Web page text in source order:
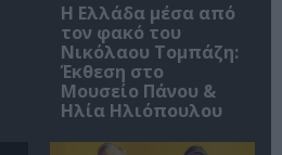
Η Ελλάδα μέσα από
τον φακό του
Νικόλαου Τομπάζη:
Έκθεση στο
Μουσείο Πάνου &
Ηλία Ηλιόπουλου